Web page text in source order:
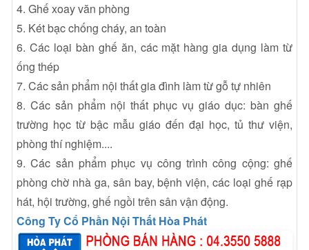
4. Ghế xoay văn phòng
5. Két bạc chống cháy, an toàn
6. Các loại bàn ghế ăn, các mặt hàng gia dụng làm từ
ống thép
7. Các sản phẩm nội thất gia đình làm từ gỗ tự nhiên
8. Các sản phẩm nội thất phục vụ giáo dục: bàn ghế
trường học từ bậc mẫu giáo đến đại học, tủ thư viện,
phòng thí nghiệm....
9. Các sản phẩm phục vụ công trình công cộng: ghế
phòng chờ nhà ga, sân bay, bệnh viện, các loại ghế rạp
hát, hội trường, ghế ngồi trên sân vận động.
Công Ty Cổ Phần Nội Thất Hòa Phát